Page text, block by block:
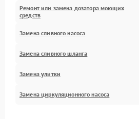
Ремонт или замена дозатора моющих
средств
Замена сливного насоса
Замена сливного шланга
Замена улитки
Замена циркуляционного насоса